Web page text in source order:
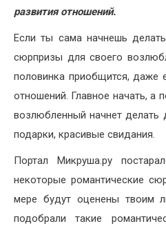
развития отношений.
Если ты сама начнешь
сюрпризы для своего
половинка приобщится, даже
отношений. Главное начать, а
возлюбленный начнет
подарки, красивые свидания.
Портал Микруша.ру
некоторые романтические
мере будут оценены твоим
подобрали такие